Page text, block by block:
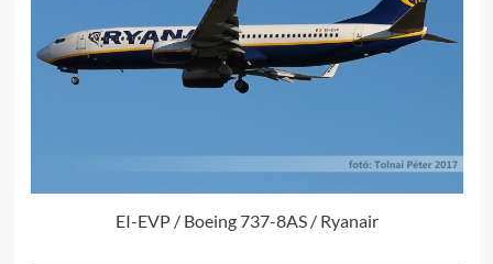
EI-EVP / Boeing 737-8AS / Ryanair